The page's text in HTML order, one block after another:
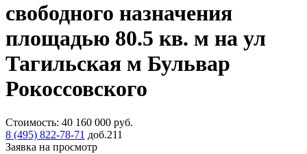
свободного назначения
площадью 80.5 кв. м на ул
Тагильская м Бульвар
Рокоссовского
Стоимость: 40 160 000 руб.
8 (495) 822-78-71 доб.211
Заявка на просмотр